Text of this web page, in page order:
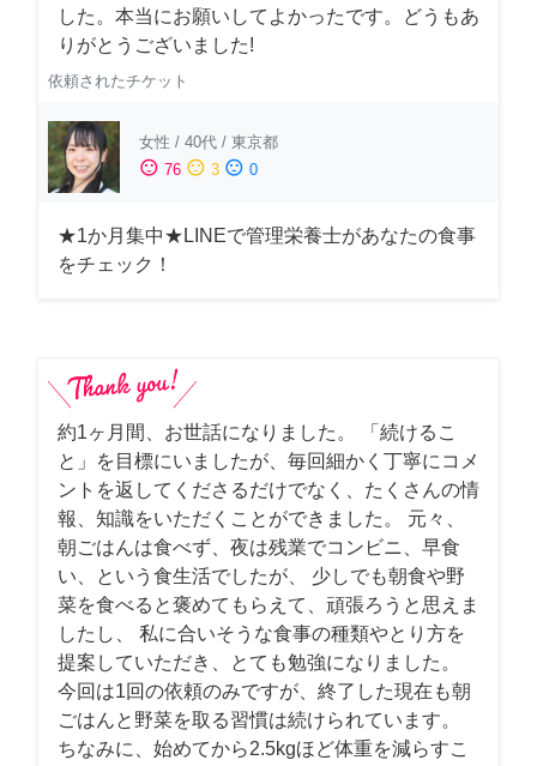
した。本当にお願いしてよかったです。どうもあ
りがとうございました!
依頼されたチケット
女性 / 40代 / 東京都
sentiment_satisfied 76 sentiment_neutral 3 sentiment_dissatisfied 0
★1か月集中★LINEで管理栄養士があなたの食事
をチェック！
約1ヶ月間、お世話になりました。 「続けるこ
と」を目標にいましたが、毎回細かく丁寧にコメ
ントを返してくださるだけでなく、たくさんの情
報、知識をいただくことができました。 元々、
朝ごはんは食べず、夜は残業でコンビニ、早食
い、という食生活でしたが、 少しでも朝食や野
菜を食べると褒めてもらえて、頑張ろうと思えま
したし、 私に合いそうな食事の種類やとり方を
提案していただき、とても勉強になりました。
今回は1回の依頼のみですが、終了した現在も朝
ごはんと野菜を取る習慣は続けられています。
ちなみに、始めてから2.5kgほど体重を減らすこ